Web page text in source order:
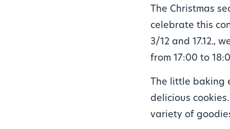
The Christmas
celebrate this
3/12 and 17.12.,
from 17:00 to
The little baking
delicious
variety of